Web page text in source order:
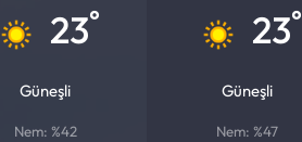
23°
Güneşli
Nem: %42
23°
Güneşli
Nem: %47